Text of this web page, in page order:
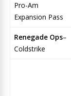
Pro-Am
Expansion Pass
Renegade Ops–
Coldstrike